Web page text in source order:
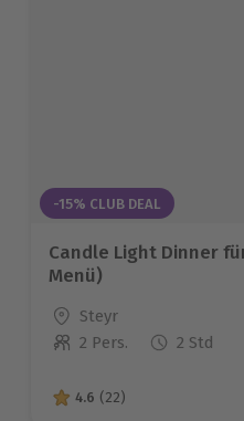
-15% CLUB DEAL
Candle Light Dinner
Menü)
Standort
Steyr
Anzahl der Teilnehmer
2 Pers. 2 Std
4.6 von 5 Sternen
4.6 (22)